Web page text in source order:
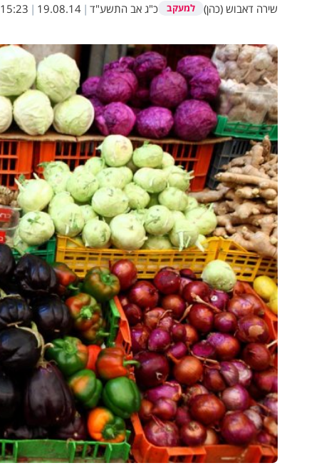
שירה דאבוש (כהן) למעקב כ"ג אב התשע"ד |
19.08.14
|
15:23